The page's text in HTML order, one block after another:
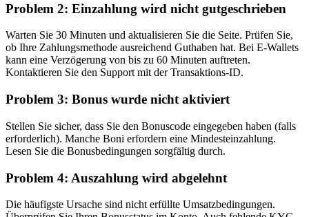
Problem 2: Einzahlung wird nicht gutgeschrieben
Warten Sie 30 Minuten und aktualisieren Sie die Seite. Prüfen Sie,
ob Ihre Zahlungsmethode ausreichend Guthaben hat. Bei E-Wallets
kann eine Verzögerung von bis zu 60 Minuten auftreten.
Kontaktieren Sie den Support mit der Transaktions-ID.
Problem 3: Bonus wurde nicht aktiviert
Stellen Sie sicher, dass Sie den Bonuscode eingegeben haben (falls
erforderlich). Manche Boni erfordern eine Mindesteinzahlung.
Lesen Sie die Bonusbedingungen sorgfältig durch.
Problem 4: Auszahlung wird abgelehnt
Die häufigste Ursache sind nicht erfüllte Umsatzbedingungen.